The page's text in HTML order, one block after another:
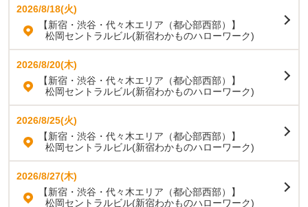
2026/8/18(火)
【新宿・渋谷・代々木エリア（都心部西部）】
松岡セントラルビル(新宿わかものハローワーク)
2026/8/20(木)
【新宿・渋谷・代々木エリア（都心部西部）】
松岡セントラルビル(新宿わかものハローワーク)
2026/8/25(火)
【新宿・渋谷・代々木エリア（都心部西部）】
松岡セントラルビル(新宿わかものハローワーク)
2026/8/27(木)
【新宿・渋谷・代々木エリア（都心部西部）】
松岡セントラルビル(新宿わかものハローワーク)